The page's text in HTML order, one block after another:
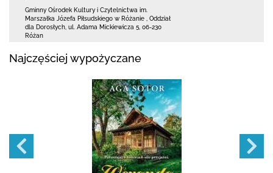
Gminny Ośrodek Kultury i Czytelnictwa im.
Marszałka Józefa Piłsudskiego w Różanie
Oddział
dla Dorosłych, ul. Adama Mickiewicza 5 06-230
Różan
Najczęściej wypożyczane